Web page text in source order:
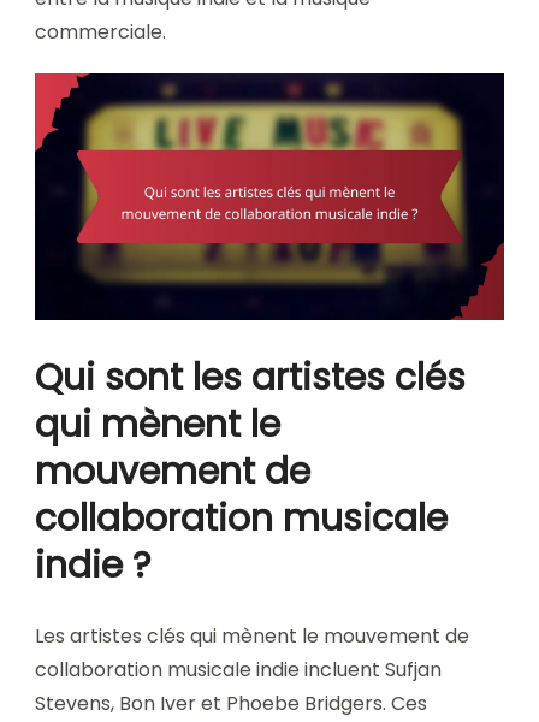
commerciale.
Qui sont les artistes clés
qui mènent le
mouvement de
collaboration musicale
indie ?
Les artistes clés qui mènent le mouvement de
collaboration musicale indie incluent Sufjan
Stevens, Bon Iver et Phoebe Bridgers. Ces